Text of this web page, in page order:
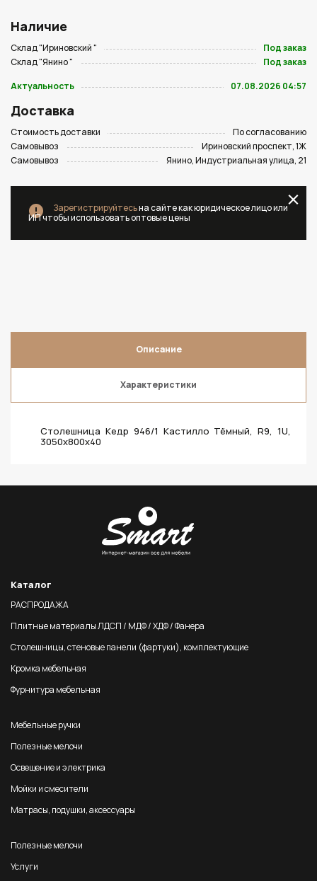
Наличие
Склад "Ириновский "
Под заказ
Склад "Янино "
Под заказ
Актуальность
07.08.2026 04:57
Доставка
Стоимость доставки
По согласованию
Самовывоз
Ириновский проспект, 1Ж
Самовывоз
Янино, Индустриальная улица, 21
Зарегистрируйтесьна сайте как юридическое лицо или
ИП чтобы использовать оптовые цены
Описание
Характеристики
Столешница Кедр 946/1 Кастилло Тёмный, R9, 1U,
3050х800х40
Каталог
РАСПРОДАЖА
Плитные материалы ЛДСП / МДФ / ХДФ / Фанера
Столешницы, стеновые панели (фартуки), комплектующие
Кромка мебельная
Фурнитура мебельная
Мебельные ручки
Полезные мелочи
Освещение и электрика
Мойки и смесители
Матрасы, подушки, аксессуары
Полезные мелочи
Услуги